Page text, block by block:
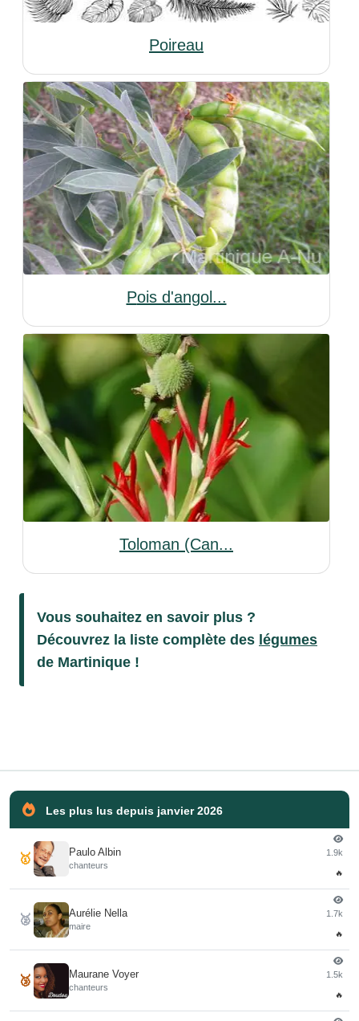
Poireau
Pois d'angol...
Toloman (Can...
Vous souhaitez en savoir plus ?
Découvrez la liste complète des légumes
de Martinique !
Les plus lus depuis janvier 2026
🥇 Paulo Albin
chanteurs
1.9k
🔥
🥈 Aurélie Nella
maire
1.7k
🔥
🥉 Maurane Voyer
chanteurs
1.5k
🔥